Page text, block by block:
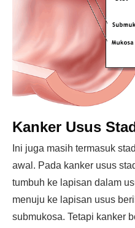
Kanker Usus
Ini juga masih termasuk
awal. Pada kanker usus
tumbuh ke lapisan dalam
menuju ke lapisan usus
submukosa. Tetapi kanker